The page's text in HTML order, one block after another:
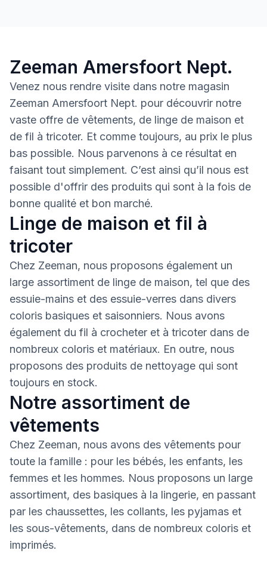
Zeeman Amersfoort Nept.
Venez nous rendre visite dans notre magasin
Zeeman Amersfoort Nept. pour découvrir notre
vaste offre de vêtements, de linge de maison et
de fil à tricoter. Et comme toujours, au prix le plus
bas possible. Nous parvenons à ce résultat en
faisant tout simplement. C’est ainsi qu’il nous est
possible d'offrir des produits qui sont à la fois de
bonne qualité et bon marché.
Linge de maison et fil à
tricoter
Chez Zeeman, nous proposons également un
large assortiment de linge de maison, tel que des
essuie-mains et des essuie-verres dans divers
coloris basiques et saisonniers. Nous avons
également du fil à crocheter et à tricoter dans de
nombreux coloris et matériaux. En outre, nous
proposons des produits de nettoyage qui sont
toujours en stock.
Notre assortiment de
vêtements
Chez Zeeman, nous avons des vêtements pour
toute la famille : pour les bébés, les enfants, les
femmes et les hommes. Nous proposons un large
assortiment, des basiques à la lingerie, en passant
par les chaussettes, les collants, les pyjamas et
les sous-vêtements, dans de nombreux coloris et
imprimés.